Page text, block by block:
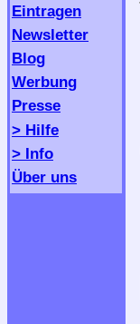
Eintragen
Newsletter
Blog
Werbung
Presse
> Hilfe
> Info
Über uns